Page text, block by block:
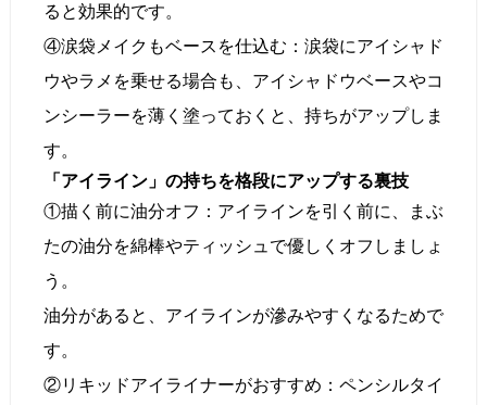
ると効果的です。
④涙袋メイクもベースを仕込む：涙袋にアイシャド
ウやラメを乗せる場合も、アイシャドウベースやコ
ンシーラーを薄く塗っておくと、持ちがアップしま
す。
「アイライン」の持ちを格段にアップする裏技
①描く前に油分オフ：アイラインを引く前に、まぶ
たの油分を綿棒やティッシュで優しくオフしましょ
う。
油分があると、アイラインが滲みやすくなるためで
す。
②リキッドアイライナーがおすすめ：ペンシルタイ